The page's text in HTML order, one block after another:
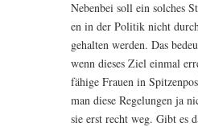
Neben­bei soll ein sol­ches
en in der Poli­tik nicht
gehal­ten wer­den. Das
wenn die­ses Ziel ein­mal
fähi­ge Frau­en in
man die­se Rege­lun­gen ja
sie erst recht weg. Gibt es